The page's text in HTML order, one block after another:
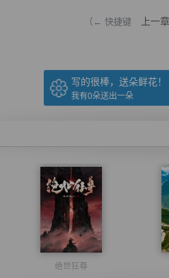
（← 快捷键 上一章
写的很棒，送朵鲜花！
我有0朵送出一朵
绝世狂尊